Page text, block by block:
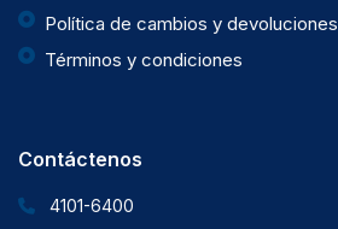
Política de cambios y devoluciones
Términos y condiciones
Contáctenos
4101-6400